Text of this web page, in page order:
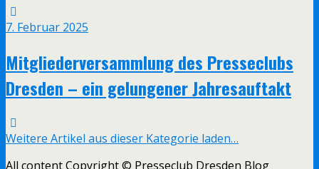
7. Februar 2025
Mitgliederversammlung des Presseclubs
Dresden – ein gelungener Jahresauftakt
Weitere Artikel aus dieser Kategorie laden…
All content Copyright © Presseclub Dresden Blog